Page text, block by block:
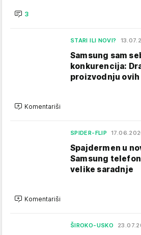
3
STARI ILI NOVI?
Samsung sam
konkurencija:
proizvodnju
Komentariši
SPIDER-FLIP
Spajdermen u
Samsung
velike saradnje
Komentariši
ŠIROKO-USKO